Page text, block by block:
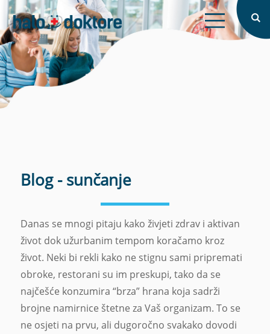
X
Naslovna
Tražite doktora?
Prijava
Nemate račun?
Blog - sunčanje
Danas se mnogi pitaju kako živjeti zdrav i aktivan
život dok užurbanim tempom koračamo kroz
život. Neki bi rekli kako ne stignu sami pripremati
obroke, restorani su im preskupi, tako da se
najčešće konzumira “brza” hrana koja sadrži
brojne namirnice štetne za Vaš organizam. To se
ne osjeti na prvu, ali dugoročno svakako dovodi